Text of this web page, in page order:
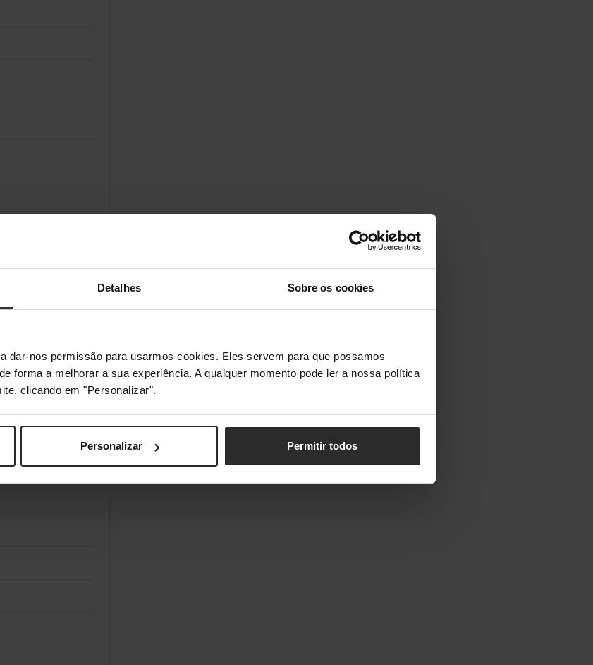
Detalhes Sobre os cookies
dar-nos permissão para usarmos cookies. Eles servem para que possamos
forma a melhorar a sua experiência. A qualquer momento pode ler a nossa política
clicando em "Personalizar".
Personalizar Permitir todos